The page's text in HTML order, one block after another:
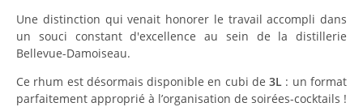
Une distinction qui venait honorer le travail accompli dans
un souci constant d'excellence au sein de la distillerie
Bellevue-Damoiseau.
Ce rhum est désormais disponible en cubi de3L : un format
parfaitement approprié à l’organisation de soirées-cocktails !